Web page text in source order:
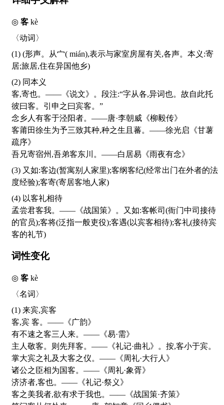
客 kè
〈动词〉
(1) (形声。从宀( mián),表示与家室房屋有关,各声。本义:寄
居;旅居,住在异国他乡)
(2) 同本义
客,寄也。——《说文》。段注:“字从各,异词也。故自此托
彼曰客。引申之曰宾客。”
念乡人有客于泾阳者。——唐·李朝威《柳毅传》
客莆田徐生为予三致其种,种之生且蕃。——徐光启《甘薯
疏序》
吾兄寄宿州,吾弟客东川。——白居易《雨夜有念》
(3) 又如:客边(暂寓别人家里);客纲客纪(经常出门在外者的法
度经验);客寄(寄居客地人家)
(4) 以客礼相待
孟尝君客我。——《战国策》。又如:客帐司(衙门中司接待
的官员);客将(泛指一般吏役);客遇(以宾客相待);客礼(接待宾
客的礼节)
词性变化
客 kè
〈名词〉
(1) 来宾,宾客
客,宾 客。——《广韵》
有不速之客三人来。——《易·需》
主人敬客。则先拜客。——《礼记·曲礼》。按,客小于宾。
掌大宾之礼及大客之仪。——《周礼·大行人》
诸公之臣相为国客。——《周礼·象胥》
济济者,客也。——《礼记·祭义》
客之美我者,欲有求于我也。——《战国策·齐策》